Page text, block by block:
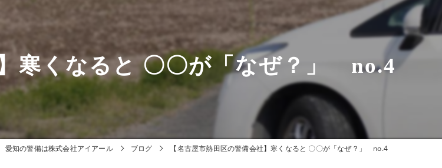
寒くなると 〇〇が「なぜ？」 no.4
愛知の警備は株式会社アイアール ブログ 【名古屋市熱田区の警備会社】寒くなると 〇〇が「なぜ？」 no.4